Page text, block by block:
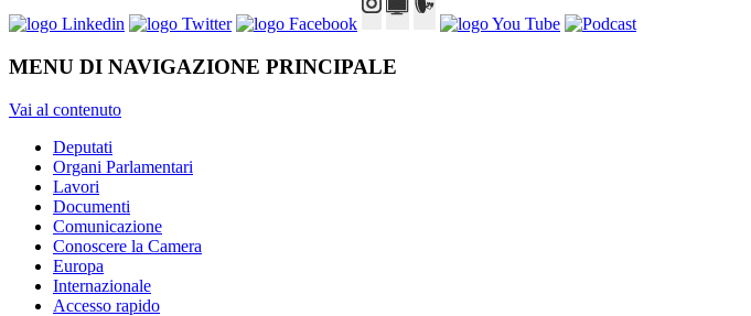
MENU DI NAVIGAZIONE PRINCIPALE
Vai al contenuto
Deputati
Organi Parlamentari
Lavori
Documenti
Comunicazione
Conoscere la Camera
Europa
Internazionale
Accesso rapido